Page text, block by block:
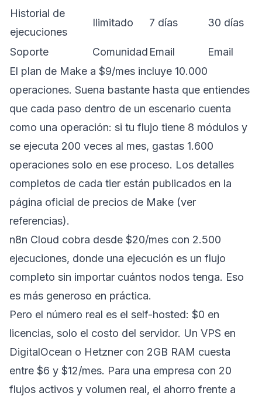
Historial de
ejecuciones
Ilimitado 7 días 30 días
Soporte Comunidad Email
Email
El plan de Make a $9/mes incluye 10.000
operaciones. Suena bastante hasta que entiendes
que cada paso dentro de un escenario cuenta
como una operación: si tu flujo tiene 8 módulos y
se ejecuta 200 veces al mes, gastas 1.600
operaciones solo en ese proceso. Los detalles
completos de cada tier están publicados en la
página oficial de precios de Make (ver
referencias).
n8n Cloud cobra desde $20/mes con 2.500
ejecuciones, donde una ejecución es un flujo
completo sin importar cuántos nodos tenga. Eso
es más generoso en práctica.
Pero el número real es el self-hosted: $0 en
licencias, solo el costo del servidor. Un VPS en
DigitalOcean o Hetzner con 2GB RAM cuesta
entre $6 y $12/mes. Para una empresa con 20
flujos activos y volumen real, el ahorro frente a